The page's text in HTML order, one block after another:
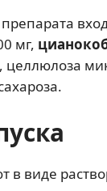
мг,
целлюлоза
в виде